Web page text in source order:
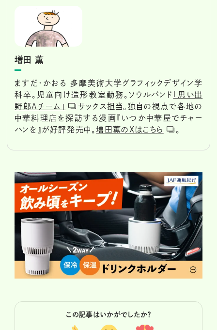
増田 薫
ますだ・かおる 多摩美術大学グラフィックデザイン学
科卒。児童向け造形教室勤務。ソウルバンド
「思い出
野郎Aチーム」
サックス担当。独自の視点で各地の
中華料理店を探訪する漫画『いつか中華屋でチャー
ハンを』が好評発売中。増田薫のXはこちら 。
この記事はいかがでしたか？